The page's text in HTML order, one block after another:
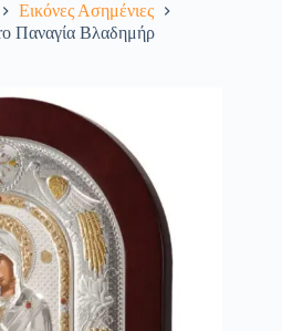
Εικόνες Ασημένιες
Παναγία Βλαδημήρ